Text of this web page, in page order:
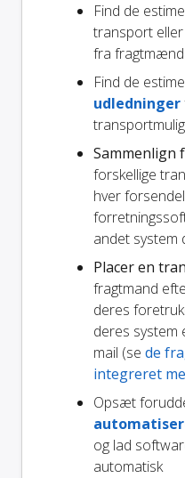
Find de
transport
fra fragtmænd
Find de
udledninger
Sammenlign
forskellige
hver
andet system
Placer en
fragtmand
deres
deres system
mail (se de
integreret
Opsæt
og lad
automatisk